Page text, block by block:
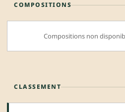
COMPOSITIONS
Compositions non
CLASSEMENT